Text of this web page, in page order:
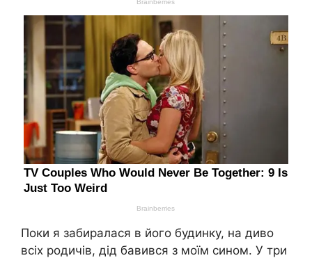
Поки я забиралася в його будинку, на диво
всіх родичів, дід бавився з моїм сином. У три